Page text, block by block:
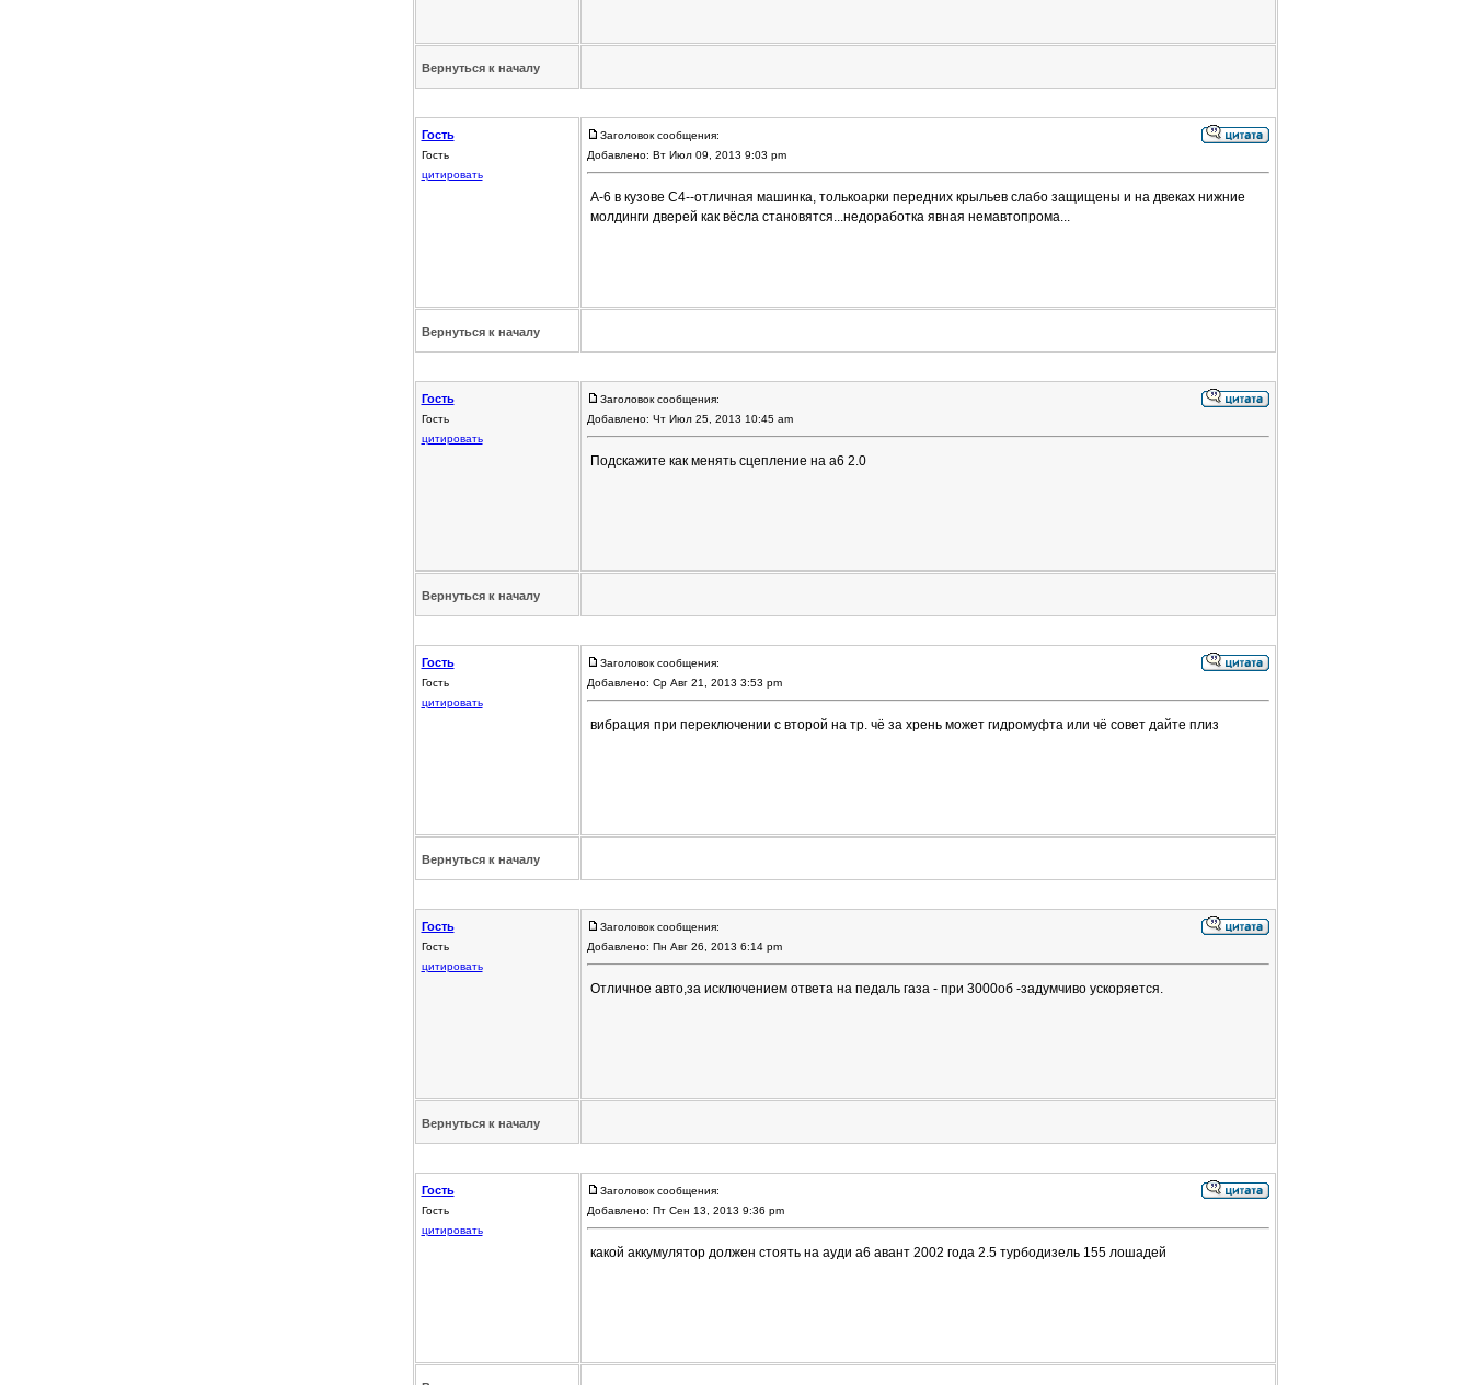
Вернуться к началу
Гость
Гость
цитировать
Заголовок сообщения:
Добавлено: Вт Июл 09, 2013 9:03 pm
А-6 в кузове С4--отличная машинка, толькоарки передних крыльев слабо защищены и на двеках нижние
молдинги дверей как вёсла становятся...недоработка явная немавтопрома...
Вернуться к началу
Гость
Гость
цитировать
Заголовок сообщения:
Добавлено: Чт Июл 25, 2013 10:45 am
Подскажите как менять сцепление на а6 2.0
Вернуться к началу
Гость
Гость
цитировать
Заголовок сообщения:
Добавлено: Ср Авг 21, 2013 3:53 pm
вибрация при переключении с второй на тр. чё за хрень может гидромуфта или чё совет дайте плиз
Вернуться к началу
Гость
Гость
цитировать
Заголовок сообщения:
Добавлено: Пн Авг 26, 2013 6:14 pm
Отличное авто,за исключением ответа на педаль газа - при 3000об -задумчиво ускоряется.
Вернуться к началу
Гость
Гость
цитировать
Заголовок сообщения:
Добавлено: Пт Сен 13, 2013 9:36 pm
какой аккумулятор должен стоять на ауди а6 авант 2002 года 2.5 турбодизель 155 лошадей